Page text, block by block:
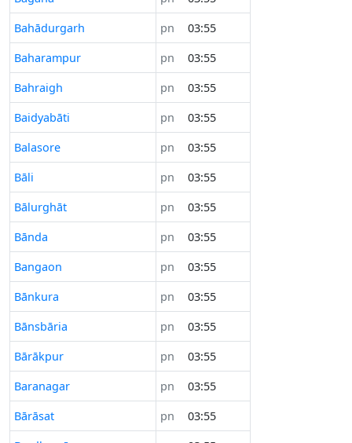
Bahādurgarh
pn
03:55
Baharampur
pn
03:55
Bahraigh
pn
03:55
Baidyabāti
pn
03:55
Balasore
pn
03:55
Bāli
pn
03:55
Bālurghāt
pn
03:55
Bānda
pn
03:55
Bangaon
pn
03:55
Bānkura
pn
03:55
Bānsbāria
pn
03:55
Bārākpur
pn
03:55
Baranagar
pn
03:55
Bārāsat
pn
03:55